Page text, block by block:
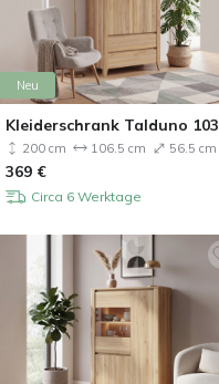
Neu
Kleiderschrank Talduno 103
200 cm 106.5 cm 56.5 cm
369 €
Circa 6 Werktage